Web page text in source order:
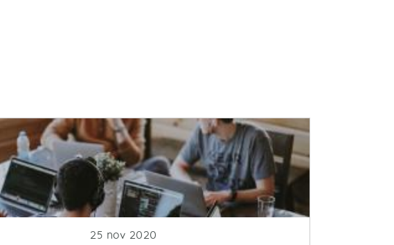
Fecha de publicacion
25 nov 2020